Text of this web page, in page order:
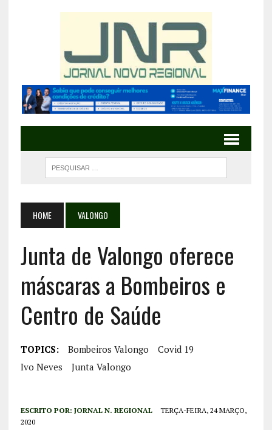
HOME VALONGO
Junta de Valongo oferece
máscaras a Bombeiros e
Centro de Saúde
TOPICS: Bombeiros Valongo
Covid 19
Ivo Neves
Junta Valongo
ESCRITO POR: JORNAL N. REGIONAL
TERÇA-FEIRA, 24 MARÇO,
2020